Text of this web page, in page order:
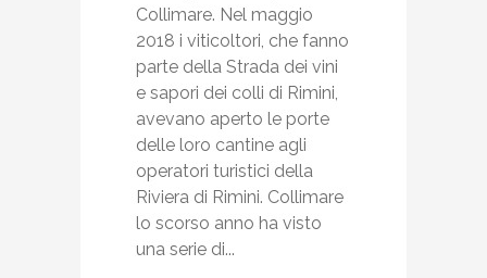
Collimare. Nel maggio
2018 i viticoltori, che fanno
parte della Strada dei vini
e sapori dei colli di Rimini,
avevano aperto le porte
delle loro cantine agli
operatori turistici della
Riviera di Rimini. Collimare
lo scorso anno ha visto
una serie di...